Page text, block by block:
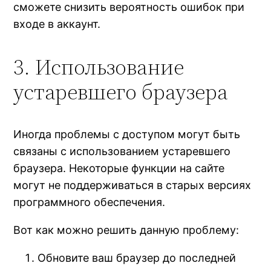
сможете снизить вероятность ошибок при
входе в аккаунт.
3. Использование
устаревшего браузера
Иногда проблемы с доступом могут быть
связаны с использованием устаревшего
браузера. Некоторые функции на сайте
могут не поддерживаться в старых версиях
программного обеспечения.
Вот как можно решить данную проблему:
Обновите ваш браузер до последней